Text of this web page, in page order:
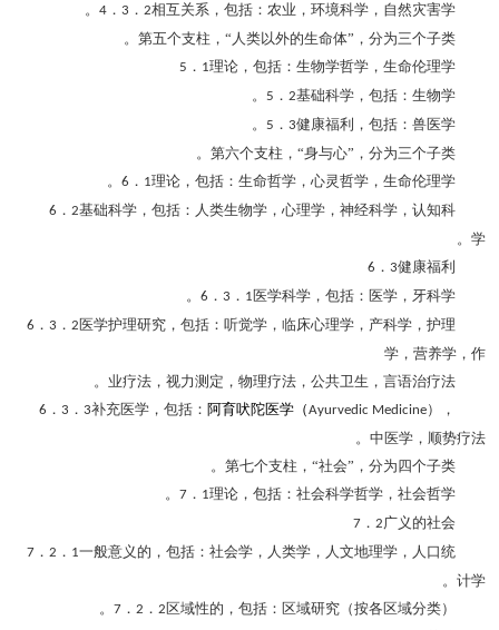
4 ． 3 ． 2相互关系，包括：农业，环境科学，自然灾害学。
第五个支柱，“人类以外的生命体”，分为三个子类。
5 ． 1理论，包括：生物学哲学，生命伦理学
5 ． 2基础科学，包括：生物学。
5 ． 3健康福利，包括：兽医学。
第六个支柱，“身与心”，分为三个子类。
6 ． 1理论，包括：生命哲学，心灵哲学，生命伦理学。
6 ． 2基础科学，包括：人类生物学，心理学，神经科学，认知科
学。
6 ． 3健康福利
6 ． 3 ． 1医学科学，包括：医学，牙科学。
6 ． 3 ． 2医学护理研究，包括：听觉学，临床心理学，产科学，护理
学，营养学，作
业疗法，视力测定，物理疗法，公共卫生，言语治疗法。
6 ． 3 ． 3补充医学，包括： 阿育吠陀医学（Ayurvedic Medicine），
中医学，顺势疗法。
第七个支柱，“社会”，分为四个子类。
7 ． 1理论，包括：社会科学哲学，社会哲学。
7 ． 2广义的社会
7 ． 2 ． 1一般意义的，包括：社会学，人类学，人文地理学，人口统
计学。
7 ． 2 ． 2区域性的，包括：区域研究（按各区域分类）。